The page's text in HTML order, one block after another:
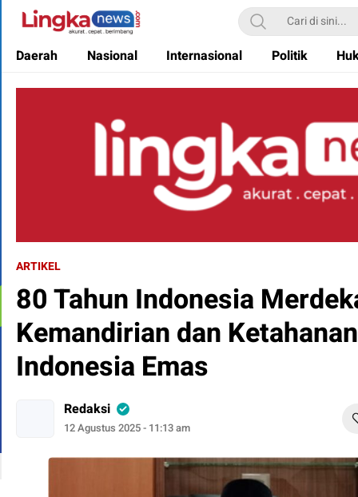
Lingkanews
Akurat. Cepat & Berimbang
Daerah Nasional Internasional Politik
ARTIKEL
80 Tahun Indonesia
Kemandirian dan
Indonesia Emas
Redaksi
12 Agustus 2025 - 11:13 am